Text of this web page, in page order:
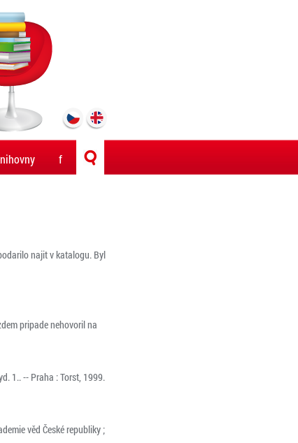
f
najit v katalogu. Byl
pripade nehovoril na
1.. -- Praha : Torst, 1999.
věd České republiky ;